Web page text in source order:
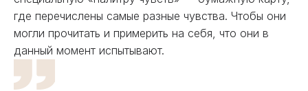
где перечислены самые разные чувства. Чтобы они
могли прочитать и примерить на себя, что они в
данный момент испытывают.